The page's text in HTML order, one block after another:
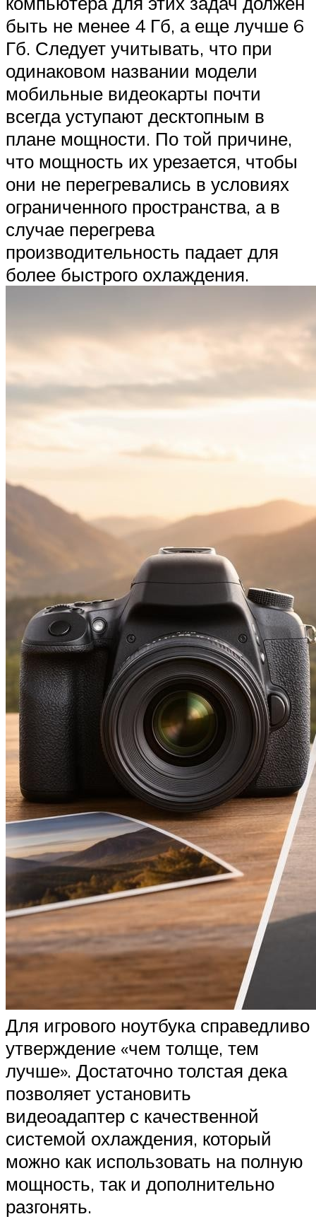
быть не менее 4 Гб, а еще лучше 6
Гб. Следует учитывать, что при
одинаковом названии модели
мобильные видеокарты почти
всегда уступают десктопным в
плане мощности. По той причине,
что мощность их урезается, чтобы
они не перегревались в условиях
ограниченного пространства, а в
случае перегрева
производительность падает для
более быстрого охлаждения.
Для игрового ноутбука справедливо
утверждение «чем толще, тем
лучше». Достаточно толстая дека
позволяет установить
видеоадаптер с качественной
системой охлаждения, который
можно как использовать на полную
мощность, так и дополнительно
разгонять.